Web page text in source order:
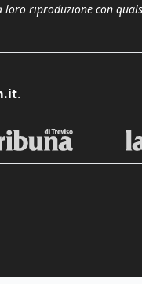
riproduzione con
.